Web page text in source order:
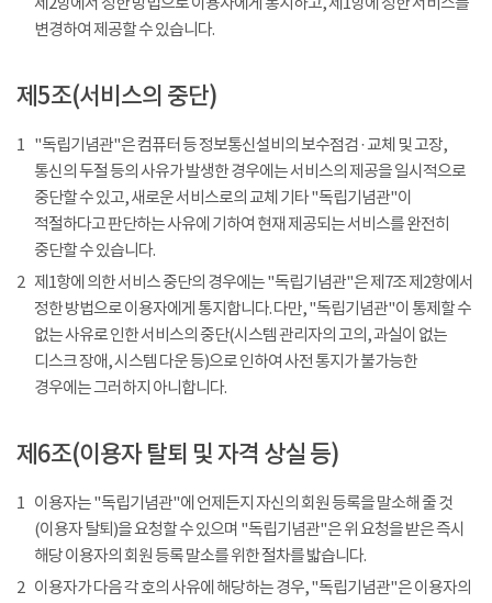
제2항에서 정한 방법으로 이용자에게 통지하고, 제1항에 정한 서비스를
변경하여 제공할 수 있습니다.
제5조(서비스의 중단)
1 "독립기념관"은 컴퓨터 등 정보통신설비의 보수점검 · 교체 및 고장,
통신의 두절 등의 사유가 발생한 경우에는 서비스의 제공을 일시적으로
중단할 수 있고, 새로운 서비스로의 교체 기타 "독립기념관"이
적절하다고 판단하는 사유에 기하여 현재 제공되는 서비스를 완전히
중단할 수 있습니다.
2 제1항에 의한 서비스 중단의 경우에는 "독립기념관"은 제7조 제2항에서
정한 방법으로 이용자에게 통지합니다. 다만, "독립기념관"이 통제할 수
없는 사유로 인한 서비스의 중단(시스템 관리자의 고의, 과실이 없는
디스크 장애, 시스템 다운 등)으로 인하여 사전 통지가 불가능한
경우에는 그러하지 아니합니다.
제6조(이용자 탈퇴 및 자격 상실 등)
1 이용자는 "독립기념관"에 언제든지 자신의 회원 등록을 말소해 줄 것
(이용자 탈퇴)을 요청할 수 있으며 "독립기념관"은 위 요청을 받은 즉시
해당 이용자의 회원 등록 말소를 위한 절차를 밟습니다.
2 이용자가 다음 각 호의 사유에 해당하는 경우, "독립기념관"은 이용자의